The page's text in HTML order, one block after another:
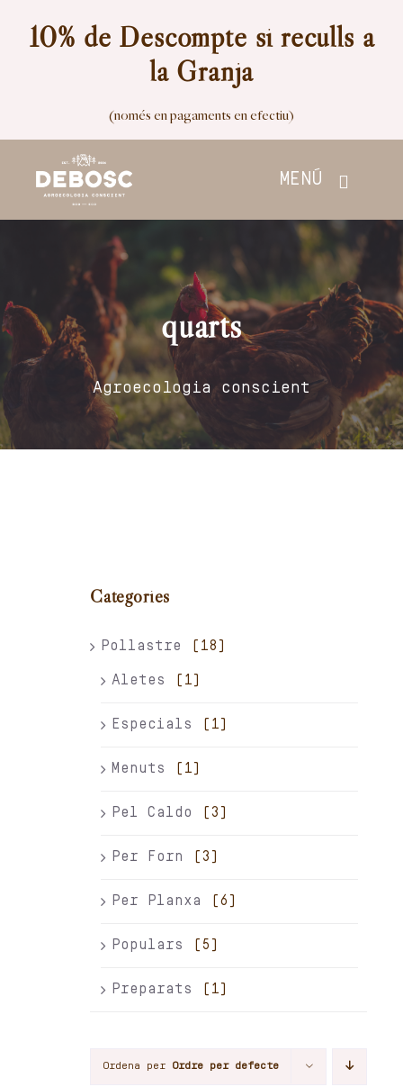
10% de Descompte si reculls a
la Granja
(només en pagaments en efectiu)
MENÚ
Nosaltres
Carret
quarts
Agroecologia conscient
Categories
Pollastre (18)
Aletes (1)
Especials (1)
Menuts (1)
Pel Caldo (3)
Per Forn (3)
Per Planxa (6)
Populars (5)
Preparats (1)
Ordena per Ordre per defecte